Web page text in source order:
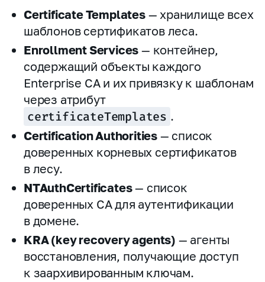
Certificate Templates— хранилище всех
шаблонов сертификатов леса.
Enrollment Services — контейнер,
содержащий объекты каждого
Enterprise CA и их привязку к шаблонам
через атрибут
certificateTemplates .
Certification Authorities — список
доверенных корневых сертификатов
в лесу.
NTAuthCertificates— список
доверенных CA для аутентификации
в домене.
KRA (key recovery agents) — агенты
восстановления, получающие доступ
к заархивированным ключам.